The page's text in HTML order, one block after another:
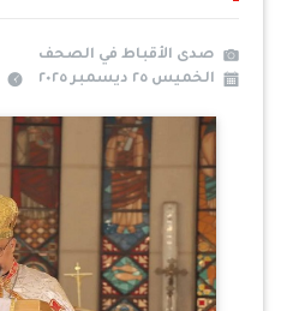
صدى الأقباط في الصحف
الخميس ٢٥ ديسمبر ٢٠٢٥